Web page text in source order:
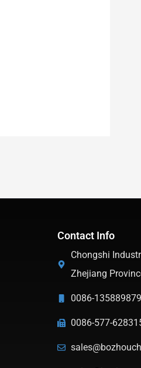
Contact Info
Chongshi
Zhejiang
0086-
0086-577-